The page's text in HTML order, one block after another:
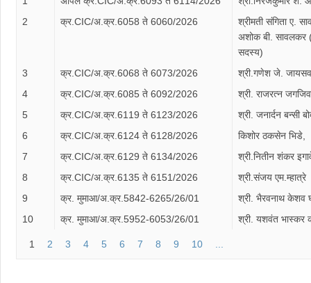
2
क्र.CIC/अ.क्र.6058 ते 6060/2026
श्रीमती संगिता ए.
अशोक बी. सावलकर
सदस्य)
3
क्र.CIC/अ.क्र.6068 ते 6073/2026
श्री.गणेश जे.
4
क्र.CIC/अ.क्र.6085 ते 6092/2026
श्री. राजरत्न
5
क्र.CIC/अ.क्र.6119 ते 6123/2026
श्री. जनार्दन बन्सी
6
क्र.CIC/अ.क्र.6124 ते 6128/2026
किशोर ठकसेन भिडे,
7
क्र.CIC/अ.क्र.6129 ते 6134/2026
श्री.नितीन शंकर
8
क्र.CIC/अ.क्र.6135 ते 6151/2026
श्री.संजय एम.म्हात्रे
9
क्र. मुमाआ/अ.क्र.5842-6265/26/01
श्री. भैरवनाथ केशव
10
क्र. मुमाआ/अ.क्र.5952-6053/26/01 श्री. यशवंत भास्कर
1 2 3 4 5 6 7 8 9 10